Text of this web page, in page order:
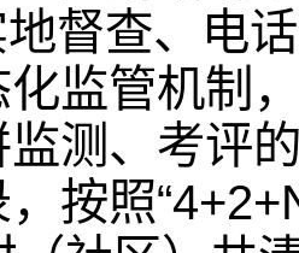
督查、电
监管机制
监测、考评
按照